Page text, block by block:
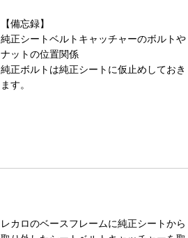
【備忘録】
純正シートベルトキャッチャーのボルトや
ナットの位置関係
純正ボルトは純正シートに仮止めしておき
ます。
レカロのベースフレームに純正シートから